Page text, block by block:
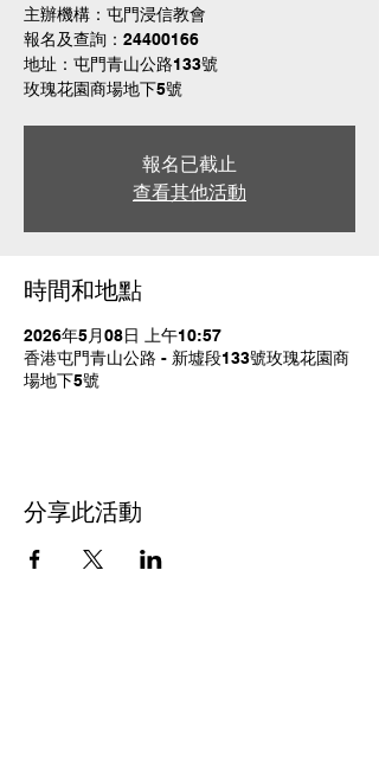
主辦機構：屯門浸信教會
報名及查詢：24400166
地址：屯門青山公路133號
玫瑰花園商場地下5號
報名已截止
查看其他活動
時間和地點
2026年5月08日 上午10:57
香港屯門青山公路 - 新墟段133號玫瑰花園商
場地下5號
分享此活動